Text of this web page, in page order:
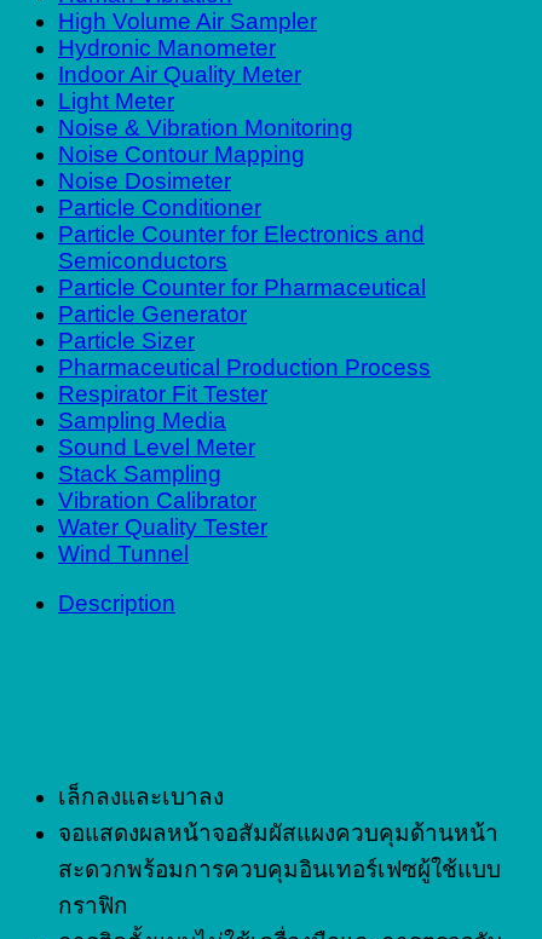
High Volume Air Sampler
Hydronic Manometer
Indoor Air Quality Meter
Light Meter
Noise & Vibration Monitoring
Noise Contour Mapping
Noise Dosimeter
Particle Conditioner
Particle Counter for Electronics and
Semiconductors
Particle Counter for Pharmaceutical
Particle Generator
Particle Sizer
Pharmaceutical Production Process
Respirator Fit Tester
Sampling Media
Sound Level Meter
Stack Sampling
Vibration Calibrator
Water Quality Tester
Wind Tunnel
Description
เล็กลงและเบาลง
จอแสดงผลหน้าจอสัมผัสแผงควบคุมด้านหน้า
สะดวกพร้อมการควบคุมอินเทอร์เฟซผู้ใช้แบบ
กราฟิก